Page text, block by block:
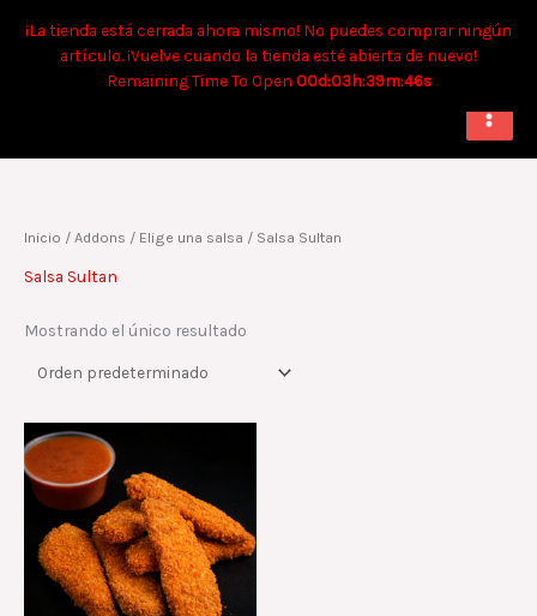
¡La tienda está cerrada ahora mismo! No puedes comprar ningún
artículo. ¡Vuelve cuando la tienda esté abierta de nuevo!
Remaining Time To Open 00d:03h:39m:46s
Tiempo aproximado para envíos a domicilio: 90 min. Para retiro:
40 min.
contenido
Inicio / Addons / Elige una salsa / Salsa Sultan
Salsa Sultan
Mostrando el único resultado